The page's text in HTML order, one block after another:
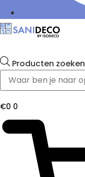
Producten zoeken
€0 0